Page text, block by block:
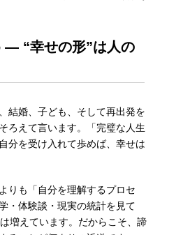
― “幸せの形”は人の
結婚、子ども、そして再出発を
ろえて言います。「完璧な人生
分を受け入れて歩めば、幸せは
りも「自分を理解するプロセ
・体験談・現実の統計を見て
増えています。だからこそ、諦